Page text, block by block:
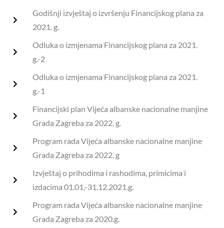
Godišnji izvještaj o izvršenju Financijskog plana za
2021. g.
Odluka o izmjenama Financijskog plana za 2021.
g.-2
Odluka o izmjenama Financijskog plana za 2021.
g.-1
Financijski plan Vijeća albanske nacionalne manjine
Grada Zagreba za 2022. g.
Program rada Vijeća albanske nacionalne manjine
Grada Zagreba za 2022. g
Izvještaj o prihodima i rashodima, primicima i
izdacima 01.01.-31.12.2021.g.
Program rada Vijeća albanske nacionalne manjine
Grada Zagreba za 2020.g.